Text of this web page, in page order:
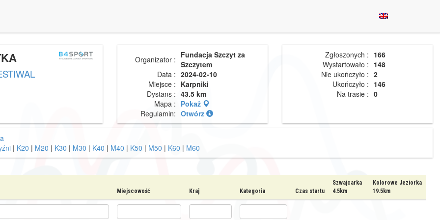
Organizator : Fundacja Szczyt za
Szczytem
Data : 2024-02-10
Miejsce : Karpniki
Dystans : 43.5 km
Mapa : Pokaż
Regulamin: Otwórz
Zgłoszonych : 166
Wystartowało : 148
Nie ukończyło : 2
Ukończyło : 146
Na trasie : 0
| K20 | M20 | K30 | M30 | K40 | M40 | K50 | M50 | K60 | M60
Miejscowość Kraj Kategoria Czas startu
Szwajcarka
4.5km
Kolorowe Jeziorka
19.5km